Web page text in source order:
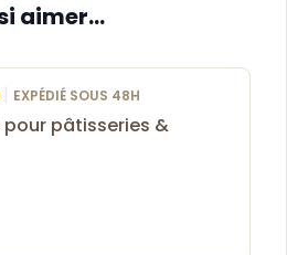
aimer...
| EXPÉDIÉ SOUS 48H
pâtisseries &